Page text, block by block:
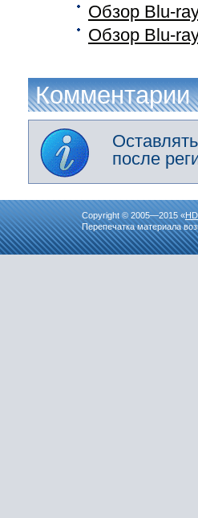
Обзор Blu-
Обзор Blu-
Комментарии
после
Copyright © 2005—2015 «
Перепечатка материала